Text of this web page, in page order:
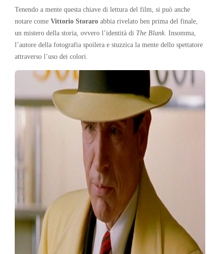
Tenendo a mente questa chiave di lettura del film, si può anche
notare come Vittorio Storaro abbia rivelato ben prima del finale,
un mistero della storia, ovvero l’identità di The Blank . Insomma,
l’autore della fotografia spoilera e stuzzica la mente dello spettatore
attraverso l’uso dei colori.